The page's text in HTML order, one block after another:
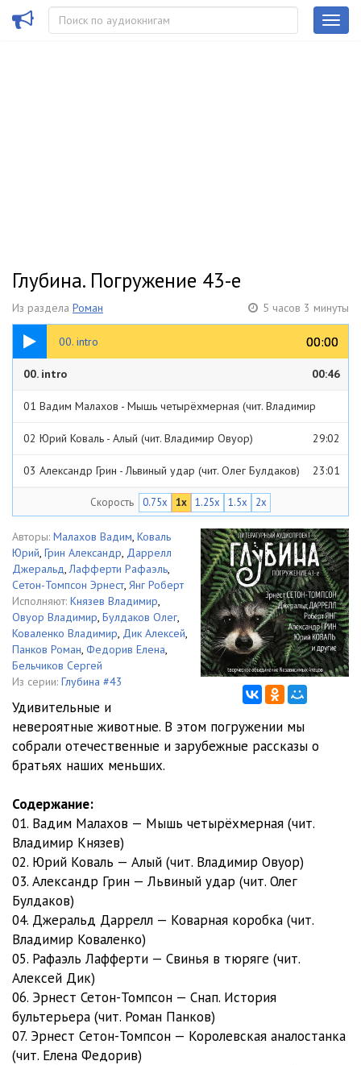
Глубина. Погружение 43-е
Из раздела Роман 5 часов 3 минуты
00. intro 00:00
00:00
00:46
00. intro 00:46
01 Вадим Малахов - Мышь четырёхмерная (чит. Владимир
Князев) 09:29
02 Юрий Коваль - Алый (чит. Владимир Овуор) 29:02
03 Александр Грин - Львиный удар (чит. Олег Булдаков) 23:01
04 Джеральд Даррелл - Коварная коробка (чит. Владимир
Коваленко) 1:21:04
05 Рафаэль Лафферти - Свинья в тюряге (чит. Алексей Дик)
24:50
06 Эрнест Сетон-Томпсон - Снап. История бультерьера (чит.
РоманПанков) 31:43
07 Эрнест Сетон-Томпсон - Королевская Аналостанка (чит. Елена
Федорив) 1:05:26
08 Роберт Янг - Звезды зовут, мистер Китс (чит. Сергей
Бельчиков) 37:46
09. outro 00:42
Скорость 0.75x 1x 1.25x 1.5x 2x
Авторы: Малахов Вадим, Коваль
Юрий, Грин Александр, Даррелл
Джеральд,Лафферти Рафаэль,
Сетон-Томпсон Эрнест, Янг Роберт
Исполняют: Князев Владимир,
Овуор Владимир, Булдаков Олег,
Коваленко Владимир, Дик Алексей,
Панков Роман, Федорив Елена,
Бельчиков Сергей
Из серии: Глубина #43
Удивительные и
невероятные животные. В этом погружении мы
собрали отечественные и зарубежные рассказы о
братьях наших меньших.
Содержание:
01. Вадим Малахов — Мышь четырёхмерная (чит.
Владимир Князев)
02. Юрий Коваль — Алый (чит. Владимир Овуор)
03. Александр Грин — Львиный удар (чит. Олег
Булдаков)
04. Джеральд Даррелл — Коварная коробка (чит.
Владимир Коваленко)
05. Рафаэль Лафферти — Свинья в тюряге (чит.
Алексей Дик)
06. Эрнест Сетон-Томпсон — Снап. История
бультерьера (чит. Роман Панков)
07. Эрнест Сетон-Томпсон — Королевская аналостанка
(чит. Елена Федорив)